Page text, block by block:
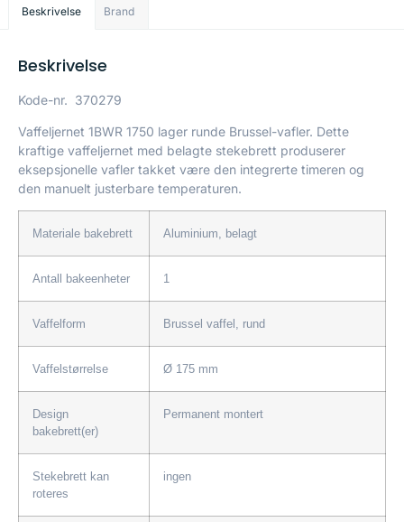
Beskrivelse Brand
Beskrivelse
Kode-nr. 370279
Vaffeljernet 1BWR 1750 lager runde Brussel-vafler. Dette
kraftige vaffeljernet med belagte stekebrett produserer
eksepsjonelle vafler takket være den integrerte timeren og
den manuelt justerbare temperaturen.
Materiale bakebrett Aluminium, belagt
Antall bakeenheter 1
Vaffelform Brussel vaffel, rund
Vaffelstørrelse Ø 175 mm
Design
bakebrett(er)
Permanent montert
Stekebrett kan
roteres
ingen